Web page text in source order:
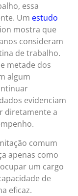
essa
Um estudo
mostra que
consideram
de trabalho.
metade dos
algum
evidenciam
diretamente a
comum
apenas como
um cargo
de
eficaz.